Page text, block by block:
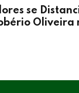
se
Oliveira